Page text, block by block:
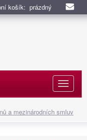
košík: prázdný
a mezinárodních smluv